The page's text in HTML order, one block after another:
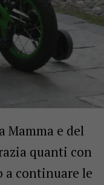
Mamma e del
quanti con
a continuare le